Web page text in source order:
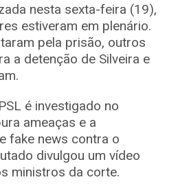
nesta sexta-feira (19),
estiveram em plenário.
pela prisão, outros
a detenção de Silveira e
é investigado no
ameaças e a
fake news contra o
divulgou um vídeo
ministros da corte.